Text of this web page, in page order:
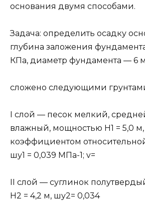
основания двумя способами.
Задача: определить осадку
глубина заложения
КПа, диаметр фундамента — 6
сложено следующими
I слой — песок мелкий,
влажный, мощностью Н1 = 5,0 м,
коэффициентом
шу1 = 0,039 МПа-1; v=
II слой — суглинок
Н2 = 4,2 м, шу2= 0,034